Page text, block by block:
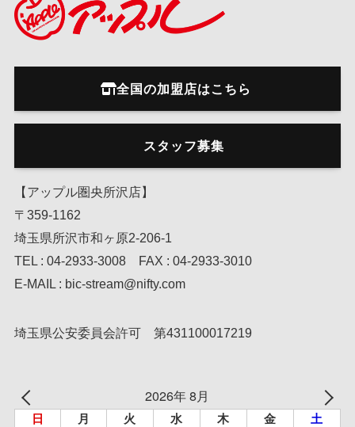
全国の加盟店はこちら
スタッフ募集
【アップル圏央所沢店】
〒359-1162
埼玉県所沢市和ヶ原2-206-1
TEL : 04-2933-3008 FAX : 04-2933-3010
E-MAIL : bic-stream@nifty.com
埼玉県公安委員会許可 第431100017219
2026年 8月
日 月 火 水 木 金 土